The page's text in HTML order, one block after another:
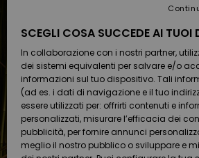
Calzature
e
infradito
Surf /
Acqua
Calzature
e
infradito
Surf /
Acqua
Da
Scoprire
Snow
SURF
Highlights
Comunità
SNOW
Shop
Snow
Shop
Donna
OUTLET
Outlet
Donna
Pagamento
Buono regalo
Quiksilver
Freedom
SCEGLI COSA SUCCEDE AI TUOI
In collaborazione con i nostri partner,
dei sistemi equivalenti per salvare e/o
informazioni sul tuo dispositivo. Tali
(ad es. i dati di navigazione e il tuo
essere utilizzati per: offrirti contenuti e
personalizzati, misurare l’efficacia dei
pubblicità, per fornire annunci
meglio il nostro pubblico o sviluppare e